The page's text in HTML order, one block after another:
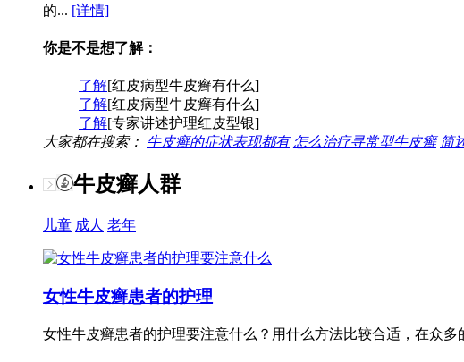
的... [详情]
你是不是想了解：
了解[红皮病型牛皮癣有什么]
了解[红皮病型牛皮癣有什么]
了解[专家讲述护理红皮型银]
大家都在搜索： 牛皮癣的症状表现都有 怎么治疗寻常型牛皮癣 简
牛皮癣人群
儿童 成人 老年
女性牛皮癣患者的护理
女性牛皮癣患者的护理要注意什么？用什么方法比较合适，在众